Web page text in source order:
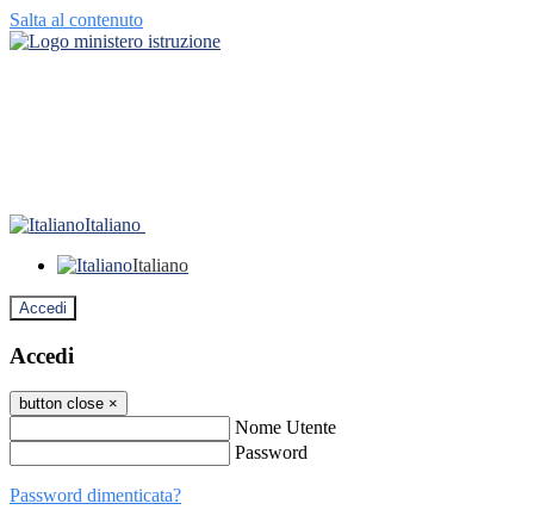
Salta al contenuto
Italiano
Italiano
Accedi
Accedi
button close ×
Nome Utente
Password
Password dimenticata?